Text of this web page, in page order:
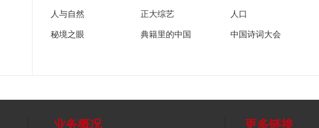
人与自然 正大综艺 人口
秘境之眼 典籍里的中国 中国诗词大会
业务概况 更多链接